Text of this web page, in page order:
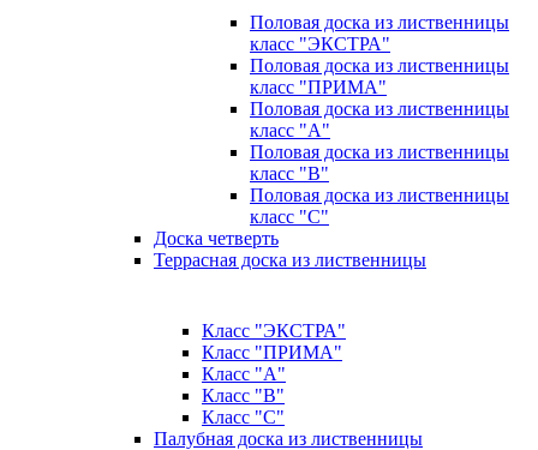
Половая доска из лиственницы
класс "ЭКСТРА"
Половая доска из лиственницы
класс "ПРИМА"
Половая доска из лиственницы
класс "А"
Половая доска из лиственницы
класс "B"
Половая доска из лиственницы
класс "C"
Доска четверть
Террасная доска из лиственницы
Класс "ЭКСТРА"
Класс "ПРИМА"
Класс "А"
Класс "B"
Класс "C"
Палубная доска из лиственницы